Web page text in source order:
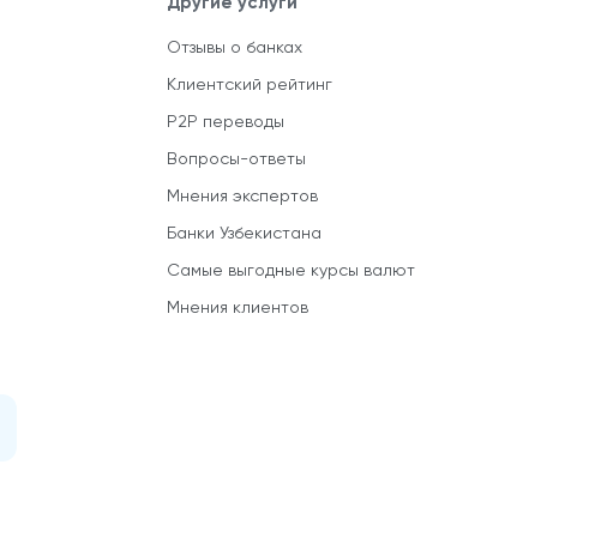
Отзывы о банках
Клиентский рейтинг
P2P переводы
Вопросы-ответы
Мнения экспертов
Банки Узбекистана
Самые выгодные курсы валют
Мнения клиентов